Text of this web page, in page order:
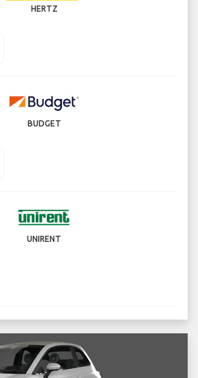
HERTZ
BUDGET
UNIRENT